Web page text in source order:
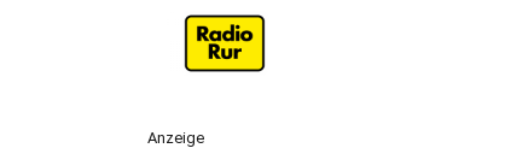
Anzeige